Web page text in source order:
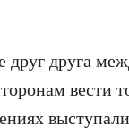
друг друга
вести